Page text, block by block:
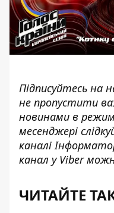
Підписуйтесь на
не пропустити
новинами в
месенджері
каналі
канал у Viber
ЧИТАЙТЕ